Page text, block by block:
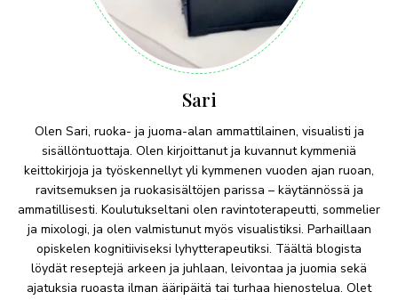
Sari
Olen Sari, ruoka- ja juoma-alan ammattilainen, visualisti ja
sisällöntuottaja. Olen kirjoittanut ja kuvannut kymmeniä
keittokirjoja ja työskennellyt yli kymmenen vuoden ajan ruoan,
ravitsemuksen ja ruokasisältöjen parissa – käytännössä ja
ammatillisesti. Koulutukseltani olen ravintoterapeutti, sommelier
ja mixologi, ja olen valmistunut myös visualistiksi. Parhaillaan
opiskelen kognitiiviseksi lyhytterapeutiksi. Täältä blogista
löydät reseptejä arkeen ja juhlaan, leivontaa ja juomia sekä
ajatuksia ruoasta ilman ääripäitä tai turhaa hienostelua. Olet